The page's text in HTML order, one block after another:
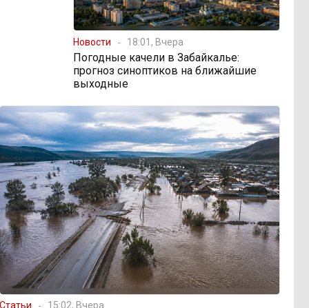
Новости 18:01, Вчера
Погодные качели в Забайкалье:
прогноз синоптиков на ближайшие
выходные
Статьи 15:02, Вчера